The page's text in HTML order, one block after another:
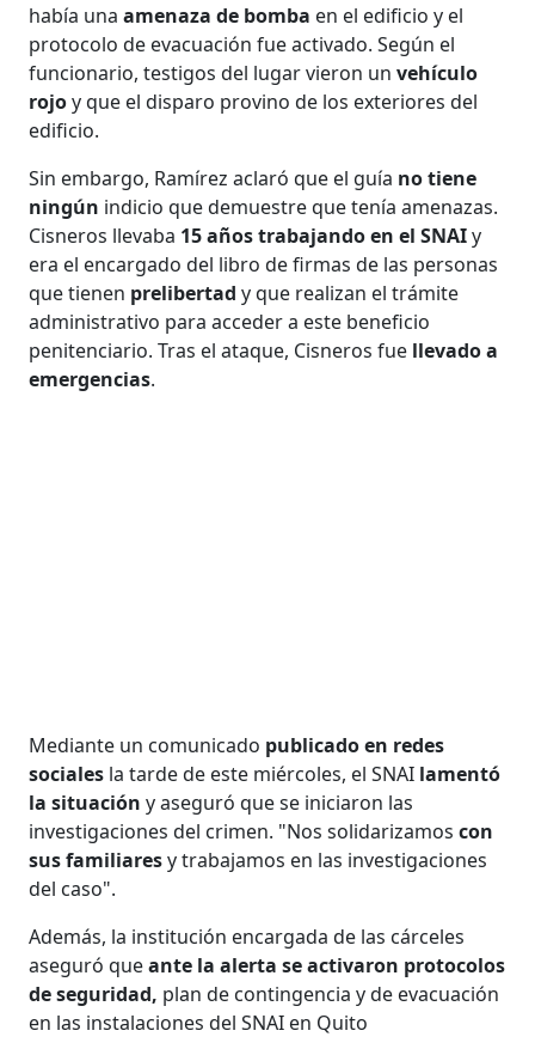
había unaamenaza de bomba en el edificio y el
protocolo de evacuación fue activado. Según el
funcionario, testigos del lugar vieron unvehículo
rojoy que el disparo provino de los exteriores del
edificio.
Sin embargo, Ramírez aclaró que el guía no tiene
ningún indicio que demuestre que tenía amenazas.
Cisneros llevaba 15 años trabajando en el SNAIy
era el encargado del libro de firmas de las personas
que tienen prelibertad y que realizan el trámite
administrativo para acceder a este beneficio
penitenciario. Tras el ataque, Cisneros fue llevado a
emergencias.
Mediante un comunicado publicado en redes
sociales la tarde de este miércoles, el SNAI lamentó
la situacióny aseguró que se iniciaron las
investigaciones del crimen. "Nos solidarizamoscon
sus familiaresy trabajamos en las investigaciones
del caso".
Además, la institución encargada de las cárceles
aseguró queante la alerta se activaron protocolos
de seguridad, plan de contingencia y de evacuación
en las instalaciones del SNAI en Quito